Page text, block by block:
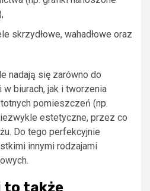
skrzydłowe, wahadłowe oraz
nadają się zarówno do
biurach, jak i tworzenia
pomieszczeń (np.
estetyczne, przez co
Do tego perfekcyjnie
innymi rodzajami
to także